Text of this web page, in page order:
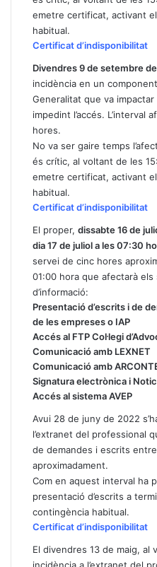
emetre certificat, activant
habitual.
Certificat d’indisponibilitat
Divendres 9 de setembre
incidència en un
Generalitat que va
impedint l’accés. L’interval
hores.
No va ser gaire temps
és crític, al voltant de les
emetre certificat, activant
habitual.
Certificat d’indisponibilitat
El proper, dissabte 16 de
dia 17 de juliol a les 07:30
servei de cinc hores
01:00 hora que afectarà
d’informació:
Presentació d’escrits i de
de les empreses o IAP
Accés al FTP Col·legi
Comunicació amb LEXNET
Comunicació amb
Signatura electrònica i
Accés al sistema AVEP
Avui 28 de juny de 2022
l’extranet del professional
de demandes i escrits
aproximadament.
Com en aquest interval ha
presentació d’escrits a
contingència habitual.
Certificat d’indisponibilitat
El divendres 13 de maig, al